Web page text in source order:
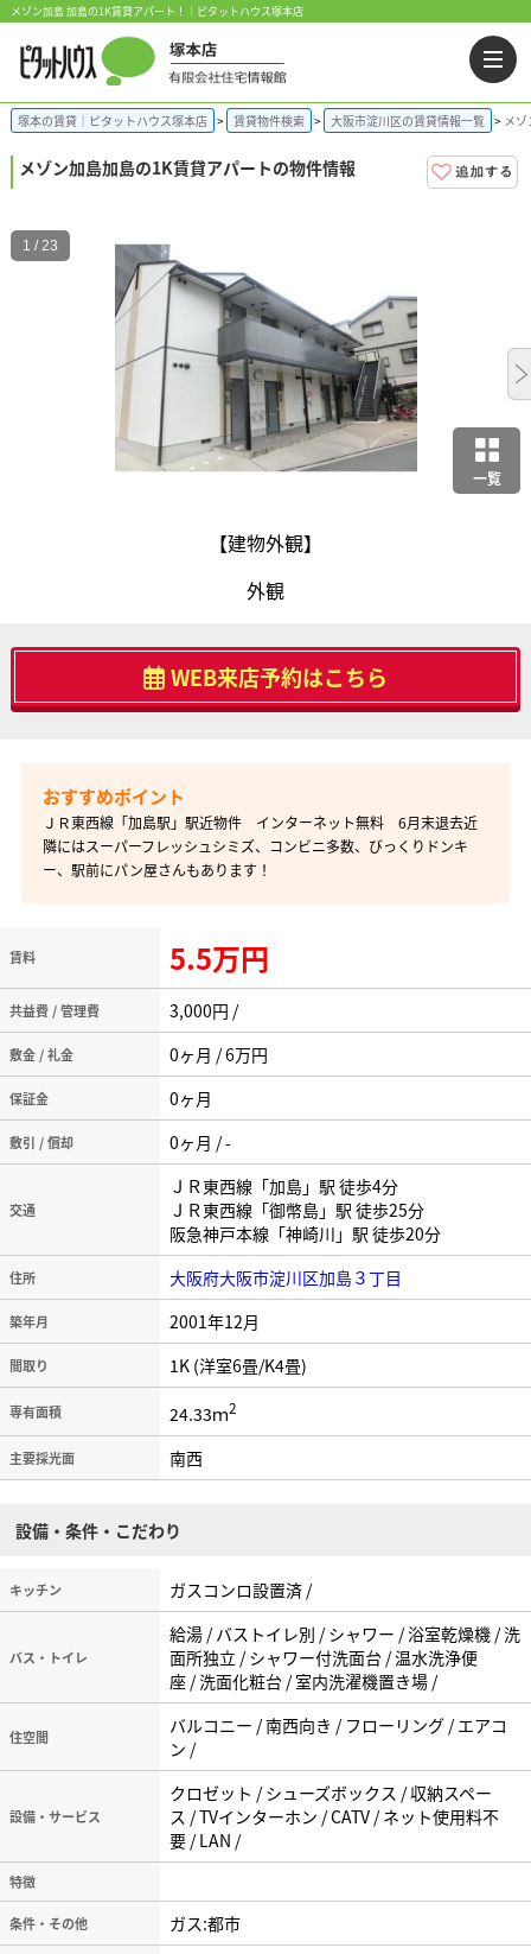
メゾン加島 加島の1K賃貸アパート！｜ピタットハウス塚本店
塚本の賃貸｜ピタットハウス塚本店 賃貸物件検索 大阪市淀川区の賃貸情報一覧 メ
メゾン加島加島の1K賃貸アパートの物件情報
一覧
【建物外観】
外観
1 / 23
WEB来店予約はこちら
ＪＲ東西線「加島駅」駅近物件 インターネット無料 6月末退去近
隣にはスーパーフレッシュシミズ、コンビニ多数、びっくりドンキ
ー、駅前にパン屋さんもあります！
賃料 5.5万円
共益費 / 管理費 3,000円 /
敷金 / 礼金 0ヶ月 / 6万円
保証金 0ヶ月
敷引 / 償却 0ヶ月 / -
交通
ＪＲ東西線「加島」駅 徒歩4分
ＪＲ東西線「御幣島」駅 徒歩25分
阪急神戸本線「神崎川」駅 徒歩20分
住所 大阪府大阪市淀川区加島３丁目
築年月 2001年12月
間取り 1K (洋室6畳/K4畳)
専有面積 24.33ｍ2
主要採光面 南西
設備・条件・こだわり
キッチン ガスコンロ設置済 /
バス・トイレ
給湯 / バストイレ別 / シャワー / 浴室乾燥機 / 洗
面所独立 / シャワー付洗面台 / 温水洗浄便
座 / 洗面化粧台 / 室内洗濯機置き場 /
住空間
バルコニー / 南西向き / フローリング / エアコ
ン /
設備・サービス
クロゼット / シューズボックス / 収納スペー
ス / TVインターホン / CATV / ネット使用料不
要 / LAN /
特徴
条件・その他 ガス:都市